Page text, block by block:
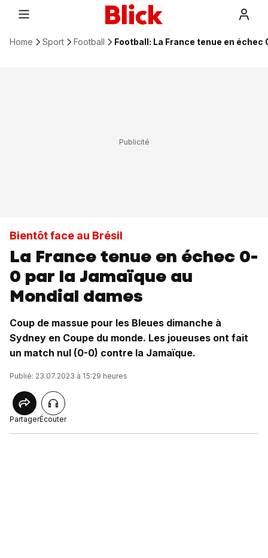
Home Sport Football Football: La France tenue en
Bientôt face au Brésil
La France tenue en échec 0-
0 par la Jamaïque au
Mondial dames
Coup de massue pour les Bleues dimanche à
Sydney en Coupe du monde. Les joueuses ont fait
un match nul (0-0) contre la Jamaïque.
Publié: 23.07.2023 à 15:29 heures
PartagerÉcouter